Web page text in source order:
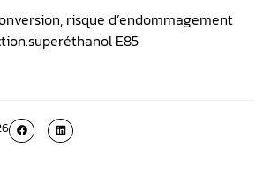
risque d’endommagement
E85